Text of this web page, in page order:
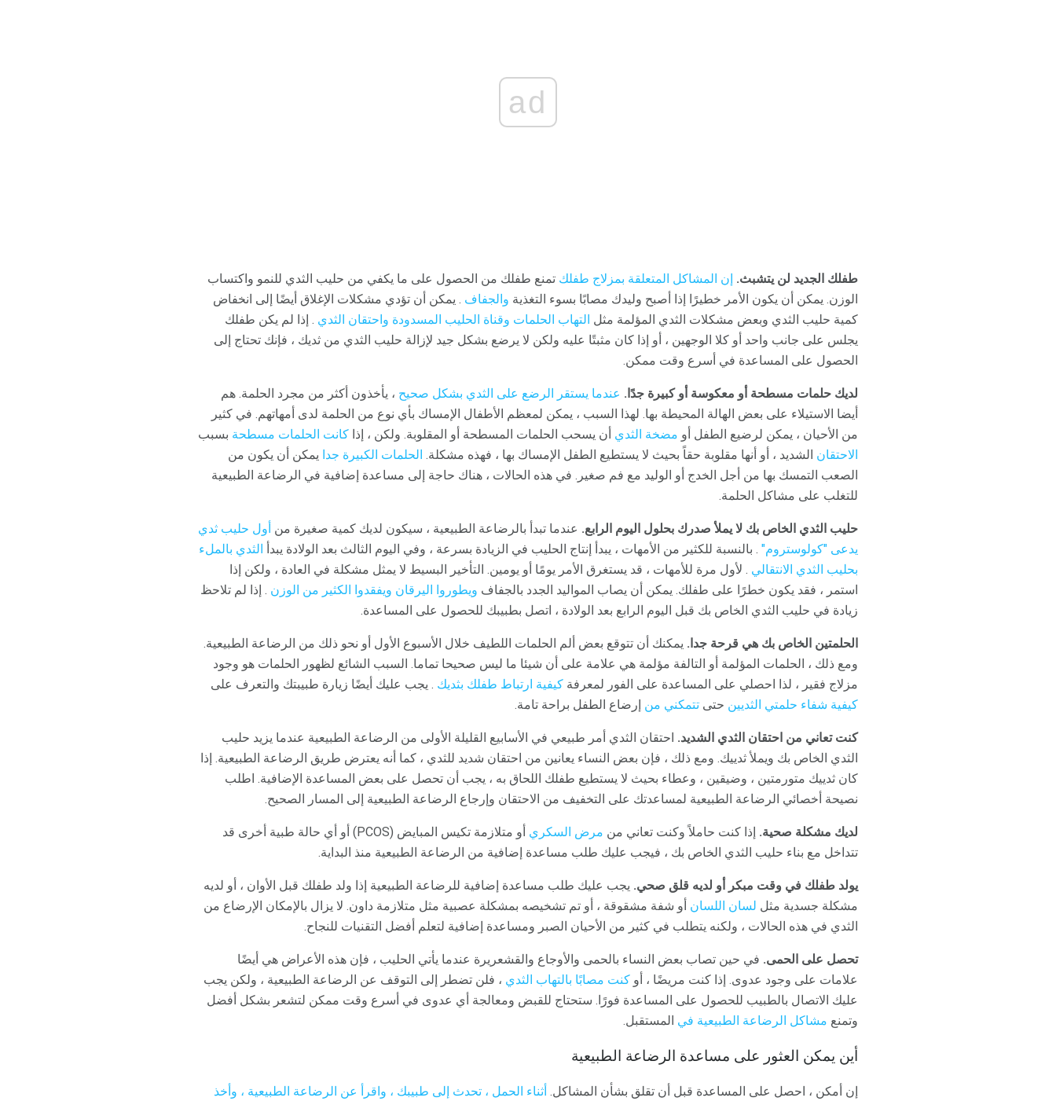
ad
طفلك الجديد لن يتشبث. إن المشاكل المتعلقة بمزلاج طفلك تمنع طفلك من الحصول على ما يكفي من حليب الثدي للنمو واكتساب
الوزن. يمكن أن يكون الأمر خطيرًا إذا أصبح وليدك مصابًا بسوء التغذية والجفاف . يمكن أن تؤدي مشكلات الإغلاق أيضًا إلى انخفاض
كمية حليب الثدي وبعض مشكلات الثدي المؤلمة مثل التهاب الحلمات وقناة الحليب المسدودة واحتقان الثدي . إذا لم يكن طفلك
يجلس على جانب واحد أو كلا الوجهين ، أو إذا كان مثبتًا عليه ولكن لا يرضع بشكل جيد لإزالة حليب الثدي من ثديك ، فإنك تحتاج إلى
الحصول على المساعدة في أسرع وقت ممكن.
لديك حلمات مسطحة أو معكوسة أو كبيرة جدًا. عندما يستقر الرضع على الثدي بشكل صحيح ، يأخذون أكثر من مجرد الحلمة. هم
أيضا الاستيلاء على بعض الهالة المحيطة بها. لهذا السبب ، يمكن لمعظم الأطفال الإمساك بأي نوع من الحلمة لدى أمهاتهم. في كثير
من الأحيان ، يمكن لرضيع الطفل أو مضخة الثدي أن يسحب الحلمات المسطحة أو المقلوبة. ولكن ، إذا كانت الحلمات مسطحة بسبب
الاحتقان الشديد ، أو أنها مقلوبة حقاً بحيث لا يستطيع الطفل الإمساك بها ، فهذه مشكلة. الحلمات الكبيرة جدا يمكن أن يكون من
الصعب التمسك بها من أجل الخدج أو الوليد مع فم صغير. في هذه الحالات ، هناك حاجة إلى مساعدة إضافية في الرضاعة الطبيعية
للتغلب على مشاكل الحلمة.
حليب الثدي الخاص بك لا يملأ صدرك بحلول اليوم الرابع. عندما تبدأ بالرضاعة الطبيعية ، سيكون لديك كمية صغيرة من أول حليب ثدي
يدعى "كولوستروم" . بالنسبة للكثير من الأمهات ، يبدأ إنتاج الحليب في الزيادة بسرعة ، وفي اليوم الثالث بعد الولادة يبدأ
الثدي بالملء
بحليب الثدي الانتقالي . لأول مرة للأمهات ، قد يستغرق الأمر يومًا أو يومين. التأخير البسيط لا يمثل مشكلة في العادة ، ولكن إذا
استمر ، فقد يكون خطرًا على طفلك. يمكن أن يصاب المواليد الجدد بالجفاف ويطوروا اليرقان ويفقدوا الكثير من الوزن . إذا لم تلاحظ
زيادة في حليب الثدي الخاص بك قبل اليوم الرابع بعد الولادة ، اتصل بطبيبك للحصول على المساعدة.
الحلمتين الخاص بك هي قرحة جدا. يمكنك أن تتوقع بعض ألم الحلمات اللطيف خلال الأسبوع الأول أو نحو ذلك من الرضاعة الطبيعية.
ومع ذلك ، الحلمات المؤلمة أو التالفة مؤلمة هي علامة على أن شيئا ما ليس صحيحا تماما. السبب الشائع لظهور الحلمات هو وجود
مزلاج فقير ، لذا احصلي على المساعدة على الفور لمعرفة كيفية ارتباط طفلك بثديك . يجب عليك أيضًا زيارة طبيبتك والتعرف على
كيفية شفاء حلمتي الثديين حتى تتمكني من إرضاع الطفل براحة تامة.
كنت تعاني من احتقان الثدي الشديد. احتقان الثدي أمر طبيعي في الأسابيع القليلة الأولى من الرضاعة الطبيعية عندما يزيد حليب
الثدي الخاص بك ويملأ ثدييك. ومع ذلك ، فإن بعض النساء يعانين من احتقان شديد للثدي ، كما أنه يعترض طريق الرضاعة الطبيعية. إذا
كان ثدييك متورمتين ، وضيقين ، وعطاء بحيث لا يستطيع طفلك اللحاق به ، يجب أن تحصل على بعض المساعدة الإضافية. اطلب
نصيحة أخصائي الرضاعة الطبيعية لمساعدتك على التخفيف من الاحتقان وإرجاع الرضاعة الطبيعية إلى المسار الصحيح.
لديك مشكلة صحية. إذا كنت حاملاً وكنت تعاني من مرض السكري
أو متلازمة تكيس المبايض (PCOS) أو أي حالة طبية أخرى قد
تتداخل مع بناء حليب الثدي الخاص بك ، فيجب عليك طلب مساعدة إضافية من الرضاعة الطبيعية منذ البداية.
يولد طفلك في وقت مبكر أو لديه قلق صحي. يجب عليك طلب مساعدة إضافية للرضاعة الطبيعية إذا ولد طفلك قبل الأوان ، أو لديه
مشكلة جسدية مثل لسان اللسان أو شفة مشقوقة ، أو تم تشخيصه بمشكلة عصبية مثل متلازمة داون. لا يزال بالإمكان الإرضاع من
الثدي في هذه الحالات ، ولكنه يتطلب في كثير من الأحيان الصبر ومساعدة إضافية لتعلم أفضل التقنيات للنجاح.
تحصل على الحمى. في حين تصاب بعض النساء بالحمى والأوجاع والقشعريرة عندما يأتي الحليب ، فإن هذه الأعراض هي أيضًا
علامات على وجود عدوى. إذا كنت مريضًا ، أو كنت مصابًا بالتهاب الثدي ، فلن تضطر إلى التوقف عن الرضاعة الطبيعية ، ولكن يجب
عليك الاتصال بالطبيب للحصول على المساعدة فورًا. ستحتاج للقبض ومعالجة أي عدوى في أسرع وقت ممكن لتشعر بشكل أفضل
وتمنع مشاكل الرضاعة الطبيعية في المستقبل.
أين يمكن العثور على مساعدة الرضاعة الطبيعية
إن أمكن ، احصل على المساعدة قبل أن تقلق بشأن المشاكل. أثناء الحمل ، تحدث إلى طبيبك ، واقرأ عن الرضاعة الطبيعية ، وأخذ